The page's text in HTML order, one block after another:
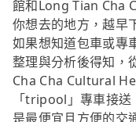
館和Long Tian Cha
你想去的地方，越早
如果想知道包車或專
整理與分析後得知，
Cha Cha Cultural
「tripool」專車接
是最便宜且方便的交